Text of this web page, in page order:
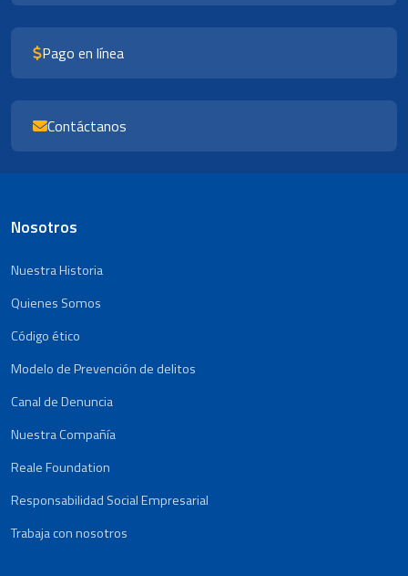
Pago en línea
Contáctanos
Nosotros
Nuestra Historia
Quienes Somos
Código ético
Modelo de Prevención de delitos
Canal de Denuncia
Nuestra Compañía
Reale Foundation
Responsabilidad Social Empresarial
Trabaja con nosotros